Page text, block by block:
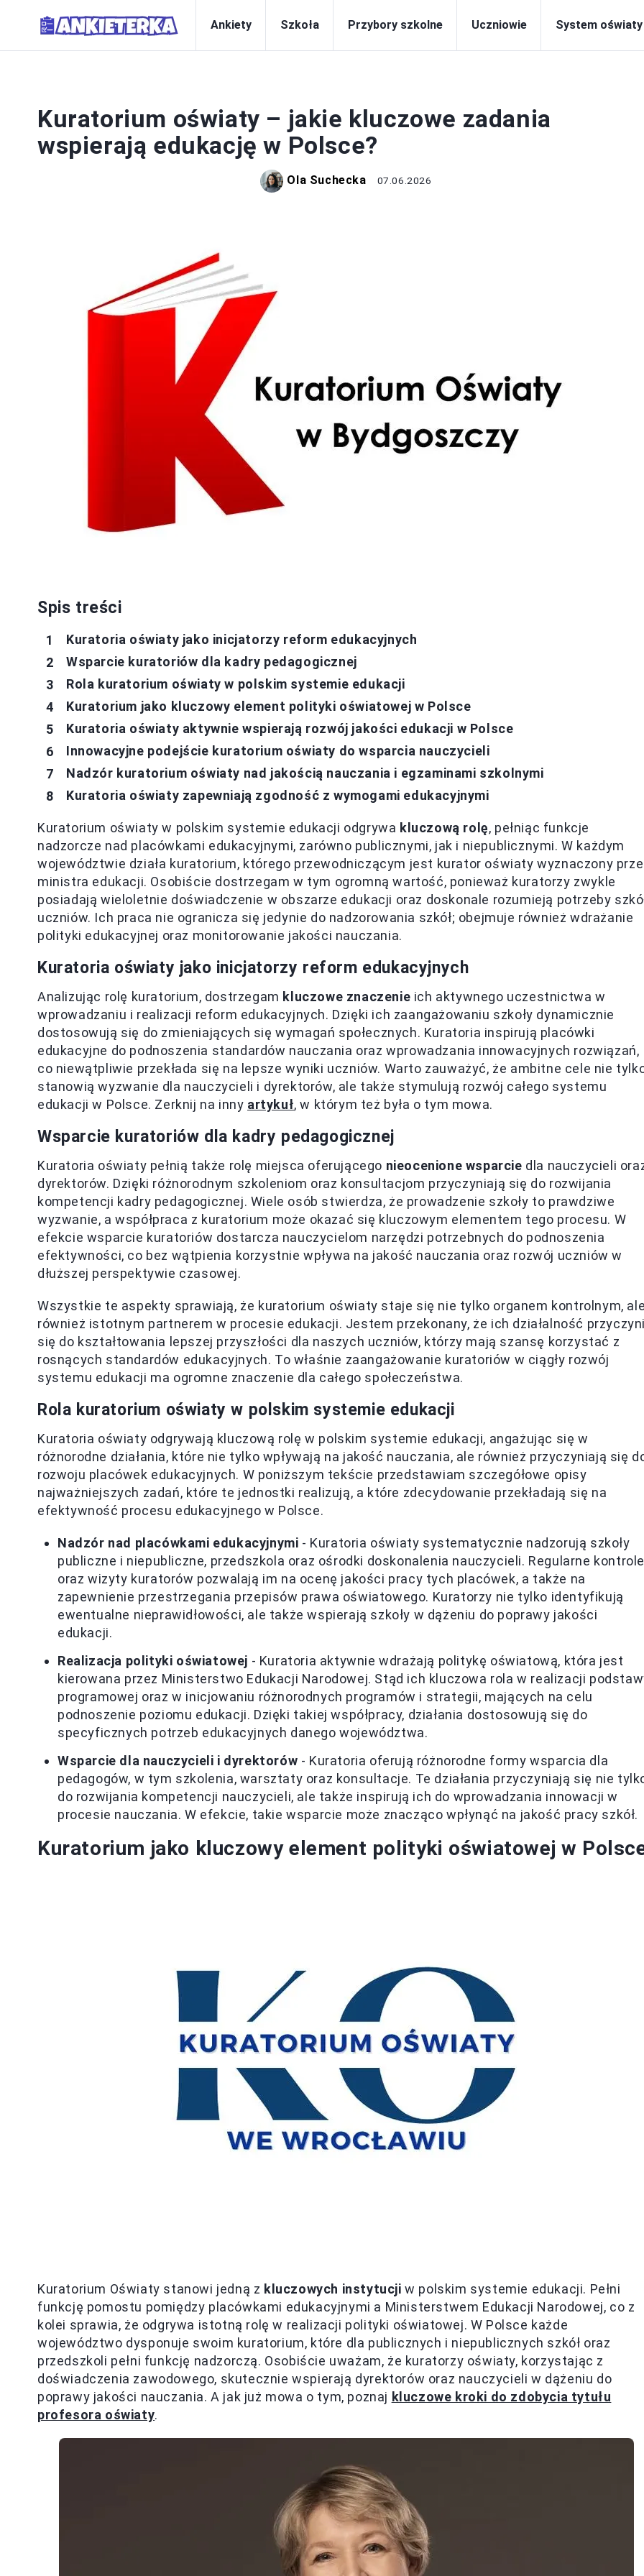
Ankiety Szkoła Przybory szkolne Uczniowie System oświaty
Kuratorium oświaty – jakie kluczowe zadania
wspierają edukację w Polsce?
Ola Suchecka 07.06.2026
Spis treści
Kuratoria oświaty jako inicjatorzy reform edukacyjnych
Wsparcie kuratoriów dla kadry pedagogicznej
Rola kuratorium oświaty w polskim systemie edukacji
Kuratorium jako kluczowy element polityki oświatowej w Polsce
Kuratoria oświaty aktywnie wspierają rozwój jakości edukacji w Polsce
Innowacyjne podejście kuratorium oświaty do wsparcia nauczycieli
Nadzór kuratorium oświaty nad jakością nauczania i egzaminami szkolnymi
Kuratoria oświaty zapewniają zgodność z wymogami edukacyjnymi
Kuratorium oświaty w polskim systemie edukacji odgrywa kluczową rolę, pełniąc funkcje
nadzorcze nad placówkami edukacyjnymi, zarówno publicznymi, jak i niepublicznymi. W każdym
województwie działa kuratorium, którego przewodniczącym jest kurator oświaty wyznaczony
ministra edukacji. Osobiście dostrzegam w tym ogromną wartość, ponieważ kuratorzy zwykle
posiadają wieloletnie doświadczenie w obszarze edukacji oraz doskonale rozumieją potrzeby
uczniów. Ich praca nie ogranicza się jedynie do nadzorowania szkół; obejmuje również wdrażanie
polityki edukacyjnej oraz monitorowanie jakości nauczania.
Kuratoria oświaty jako inicjatorzy reform edukacyjnych
Analizując rolę kuratorium, dostrzegam kluczowe znaczenie ich aktywnego uczestnictwa w
wprowadzaniu i realizacji reform edukacyjnych. Dzięki ich zaangażowaniu szkoły dynamicznie
dostosowują się do zmieniających się wymagań społecznych. Kuratoria inspirują placówki
edukacyjne do podnoszenia standardów nauczania oraz wprowadzania innowacyjnych rozwiązań,
co niewątpliwie przekłada się na lepsze wyniki uczniów. Warto zauważyć, że ambitne cele nie
stanowią wyzwanie dla nauczycieli i dyrektorów, ale także stymulują rozwój całego systemu
edukacji w Polsce. Zerknij na inny artykuł, w którym też była o tym mowa.
Wsparcie kuratoriów dla kadry pedagogicznej
Kuratoria oświaty pełnią także rolę miejsca oferującego nieocenione wsparcie dla nauczycieli
dyrektorów. Dzięki różnorodnym szkoleniom oraz konsultacjom przyczyniają się do rozwijania
kompetencji kadry pedagogicznej. Wiele osób stwierdza, że prowadzenie szkoły to prawdziwe
wyzwanie, a współpraca z kuratorium może okazać się kluczowym elementem tego procesu. W
efekcie wsparcie kuratoriów dostarcza nauczycielom narzędzi potrzebnych do podnoszenia
efektywności, co bez wątpienia korzystnie wpływa na jakość nauczania oraz rozwój uczniów w
dłuższej perspektywie czasowej.
Wszystkie te aspekty sprawiają, że kuratorium oświaty staje się nie tylko organem kontrolnym,
również istotnym partnerem w procesie edukacji. Jestem przekonany, że ich działalność
się do kształtowania lepszej przyszłości dla naszych uczniów, którzy mają szansę korzystać z
rosnących standardów edukacyjnych. To właśnie zaangażowanie kuratoriów w ciągły rozwój
systemu edukacji ma ogromne znaczenie dla całego społeczeństwa.
Rola kuratorium oświaty w polskim systemie edukacji
Kuratoria oświaty odgrywają kluczową rolę w polskim systemie edukacji, angażując się w
różnorodne działania, które nie tylko wpływają na jakość nauczania, ale również przyczyniają się
rozwoju placówek edukacyjnych. W poniższym tekście przedstawiam szczegółowe opisy
najważniejszych zadań, które te jednostki realizują, a które zdecydowanie przekładają się na
efektywność procesu edukacyjnego w Polsce.
Nadzór nad placówkami edukacyjnymi - Kuratoria oświaty systematycznie nadzorują szkoły
publiczne i niepubliczne, przedszkola oraz ośrodki doskonalenia nauczycieli. Regularne kontrole
oraz wizyty kuratorów pozwalają im na ocenę jakości pracy tych placówek, a także na
zapewnienie przestrzegania przepisów prawa oświatowego. Kuratorzy nie tylko identyfikują
ewentualne nieprawidłowości, ale także wspierają szkoły w dążeniu do poprawy jakości
edukacji.
Realizacja polityki oświatowej - Kuratoria aktywnie wdrażają politykę oświatową, która jest
kierowana przez Ministerstwo Edukacji Narodowej. Stąd ich kluczowa rola w realizacji
programowej oraz w inicjowaniu różnorodnych programów i strategii, mających na celu
podnoszenie poziomu edukacji. Dzięki takiej współpracy, działania dostosowują się do
specyficznych potrzeb edukacyjnych danego województwa.
Wsparcie dla nauczycieli i dyrektorów - Kuratoria oferują różnorodne formy wsparcia dla
pedagogów, w tym szkolenia, warsztaty oraz konsultacje. Te działania przyczyniają się nie
do rozwijania kompetencji nauczycieli, ale także inspirują ich do wprowadzania innowacji w
procesie nauczania. W efekcie, takie wsparcie może znacząco wpłynąć na jakość pracy szkół.
Kuratorium jako kluczowy element polityki oświatowej w
Kuratorium Oświaty stanowi jedną z kluczowych instytucji w polskim systemie edukacji. Pełni
funkcję pomostu pomiędzy placówkami edukacyjnymi a Ministerstwem Edukacji Narodowej, co z
kolei sprawia, że odgrywa istotną rolę w realizacji polityki oświatowej. W Polsce każde
województwo dysponuje swoim kuratorium, które dla publicznych i niepublicznych szkół oraz
przedszkoli pełni funkcję nadzorczą. Osobiście uważam, że kuratorzy oświaty, korzystając z
doświadczenia zawodowego, skutecznie wspierają dyrektorów oraz nauczycieli w dążeniu do
poprawy jakości nauczania. A jak już mowa o tym, poznaj kluczowe kroki do zdobycia tytułu
profesora oświaty.